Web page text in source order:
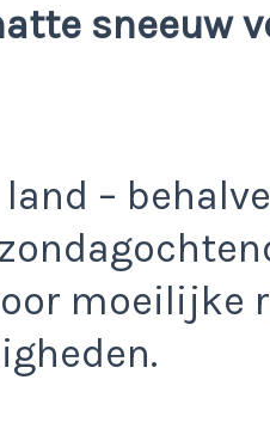
sneeuw
–
moeilijke